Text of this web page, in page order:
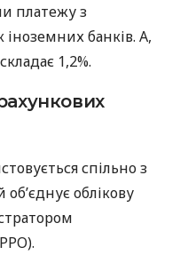
платежу з
іноземних банків. А,
1,2%.
спільно з
облікову